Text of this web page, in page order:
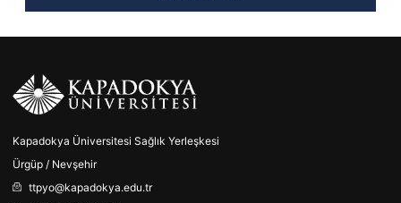
Kapadokya Üniversitesi Sağlık Yerleşkesi
Ürgüp / Nevşehir
ttpyo@kapadokya.edu.tr